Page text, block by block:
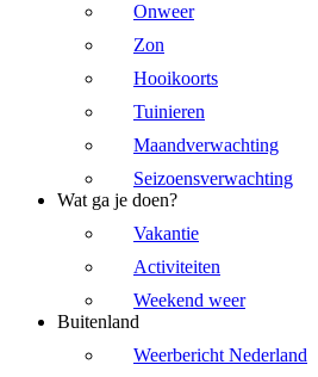
Onweer
Zon
Hooikoorts
Tuinieren
Maandverwachting
Seizoensverwachting
Wat ga je doen?
Vakantie
Activiteiten
Weekend weer
Buitenland
Weerbericht Nederland